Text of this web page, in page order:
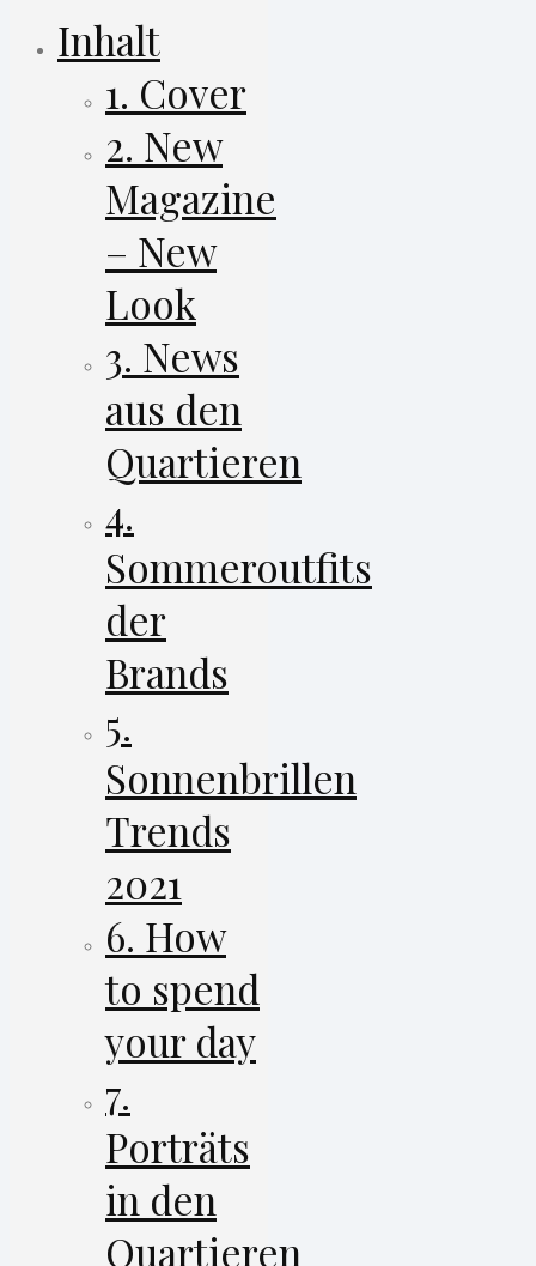
Inhalt
1. Cover
2. New
Magazine
– New
Look
3. News
aus den
Quartieren
4.
Sommeroutfits
der
Brands
5.
Sonnenbrillen
Trends
2021
6. How
to spend
your day
7.
Porträts
in den
Quartieren